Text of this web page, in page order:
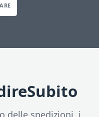
delle spedizioni, i